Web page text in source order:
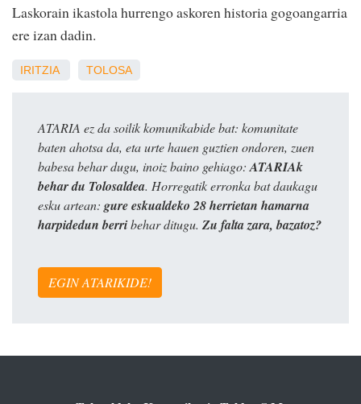
Laskorain ikastola hurrengo askoren historia gogoangarria
ere izan dadin.
IRITZIA TOLOSA
ATARIA ez da soilik komunikabide bat: komunitate
baten ahotsa da, eta urte hauen guztien ondoren, zuen
babesa behar dugu, inoiz baino gehiago: ATARIAk
behar du Tolosaldea. Horregatik erronka bat daukagu
esku artean: gure eskualdeko 28 herrietan hamarna
harpidedun berribehar ditugu. Zu falta zara, bazatoz?
EGIN ATARIKIDE!